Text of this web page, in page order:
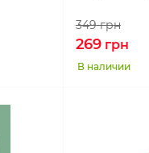
349грн
269грн
В наличии